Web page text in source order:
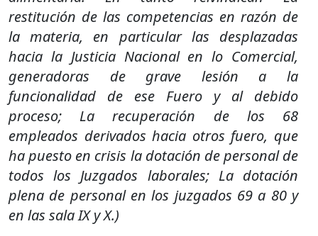
restitución de las competencias en razón de
la materia, en particular las desplazadas
hacia la Justicia Nacional en lo Comercial,
generadoras de grave lesión a la
funcionalidad de ese Fuero y al debido
proceso; La recuperación de los 68
empleados derivados hacia otros fuero, que
ha puesto en crisis la dotación de personal de
todos los Juzgados laborales; La dotación
plena de personal en los juzgados 69 a 80 y
en las sala IX y X.)